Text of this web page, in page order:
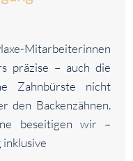
Mitarbeiterinnen
präzise – auch die
Zahnbürste nicht
den Backenzähnen.
beseitigen wir –